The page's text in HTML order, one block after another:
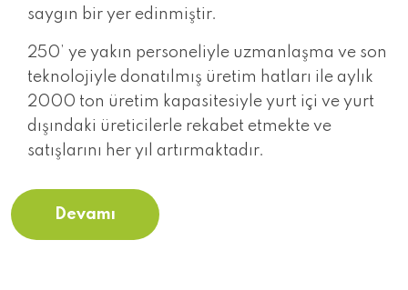
saygın bir yer edinmiştir.
250’ ye yakın personeliyle uzmanlaşma ve son
teknolojiyle donatılmış üretim hatları ile aylık
2000 ton üretim kapasitesiyle yurt içi ve yurt
dışındaki üreticilerle rekabet etmekte ve
satışlarını her yıl artırmaktadır.
Devamı